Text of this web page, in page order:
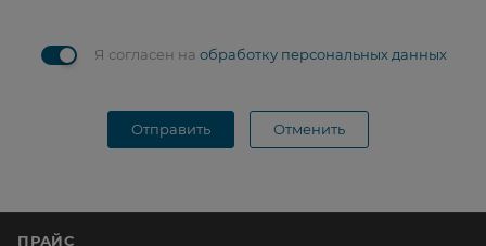
Я согласен на обработку персональных данных
Отправить Отменить
ПРАЙС